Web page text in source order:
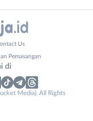
Us
Pemasangan
di
Media). All Rights